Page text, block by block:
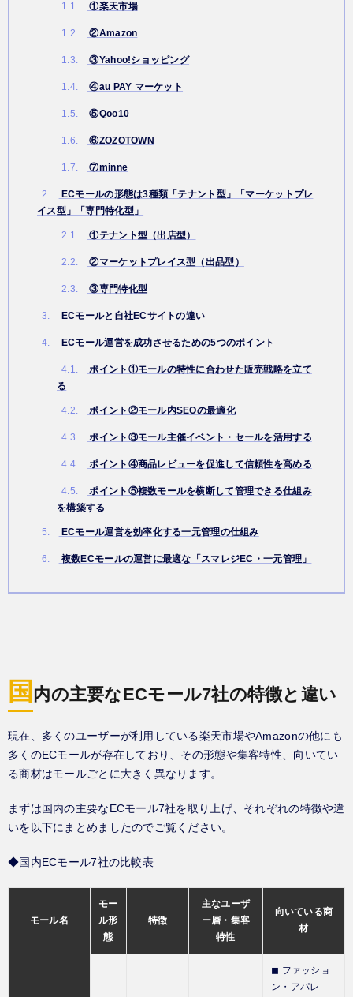
1.1. ①楽天市場
1.2. ②Amazon
1.3. ③Yahoo!ショッピング
1.4. ④au PAY マーケット
1.5. ⑤Qoo10
1.6. ⑥ZOZOTOWN
1.7. ⑦minne
2.
ECモールの形態は3種類「テナント型」「マーケットプレ
イス型」「専門特化型」
2.1. ①テナント型（出店型）
2.2. ②マーケットプレイス型（出品型）
2.3. ③専門特化型
3. ECモールと自社ECサイトの違い
4. ECモール運営を成功させるための5つのポイント
4.1.
ポイント①モールの特性に合わせた販売戦略を立て
る
4.2. ポイント②モール内SEOの最適化
4.3. ポイント③モール主催イベント・セールを活用する
4.4. ポイント④商品レビューを促進して信頼性を高める
4.5.
ポイント⑤複数モールを横断して管理できる仕組み
を構築する
5. ECモール運営を効率化する一元管理の仕組み
6. 複数ECモールの運営に最適な「スマレジEC・一元管理」
国 内の主要なECモール7社の特徴と違い
現在、多くのユーザーが利用している楽天市場やAmazonの他にも
多くのECモールが存在しており、その形態や集客特性、向いてい
る商材はモールごとに大きく異なります。
まずは国内の主要なECモール7社を取り上げ、それぞれの特徴や違
いを以下にまとめましたのでご覧ください。
◆国内ECモール7社の比較表
モール名
モー
ル形
態
特徴
主なユーザ
ー層・集客
特性
向いている商
材
◼︎ ファッショ
ン・アパレ